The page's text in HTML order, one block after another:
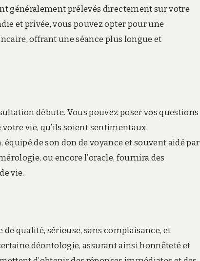
généralement prélevés directement sur votre
et privée, vous pouvez opter pour une
offrant une séance plus longue et
débute. Vous pouvez poser vos questions
vie, qu’ils soient sentimentaux,
de son don de voyance et souvent aidé par
ou encore l’oracle, fournira des
vie.
qualité, sérieuse, sans complaisance, et
déontologie, assurant ainsi honnêteté et